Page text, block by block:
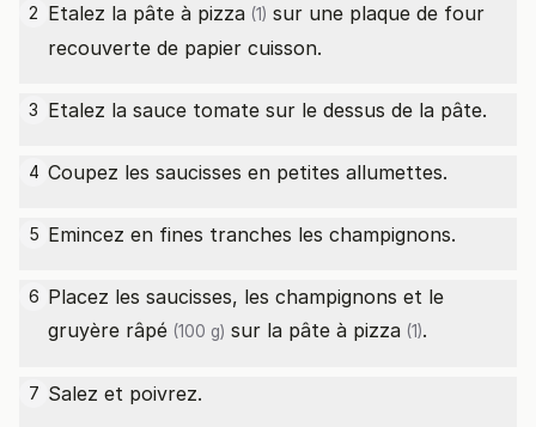
2 Etalez la pâte à pizza (1) sur une plaque de four
recouverte de papier cuisson.
3 Etalez la sauce tomate sur le dessus de la pâte.
4 Coupez les saucisses en petites allumettes.
5 Emincez en fines tranches les champignons.
6 Placez les saucisses, les champignons et le
gruyère râpé (100 g) sur la pâte à pizza (1).
7 Salez et poivrez.